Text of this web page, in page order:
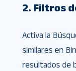
2. Filtros
Activa la
similares en
resultados de